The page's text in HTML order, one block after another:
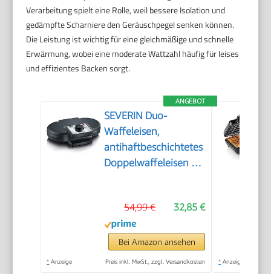
Verarbeitung spielt eine Rolle, weil bessere Isolation und
gedämpfte Scharniere den Geräuschpegel senken können.
Die Leistung ist wichtig für eine gleichmäßige und schnelle
Erwärmung, wobei eine moderate Wattzahl häufig für leises
und effizientes Backen sorgt.
ANGEBOT
SEVERIN Duo-
Waffeleisen,
antihaftbeschichtetes
Doppelwaffeleisen für
Herzwaffeleisen im
Slim-Design, ca. 1.200
W Leistung, schwarz,
WA 2106
32,85 €
54,99 €
Bei Amazon ansehen
* Anzeige Preis inkl. MwSt., zzgl. Versandkosten * Anzeige